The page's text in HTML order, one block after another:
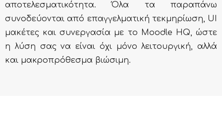
αποτελεσματικότητα. Όλα τα παραπάνω
συνοδεύονται από επαγγελματική τεκμηρίωση, UI
μακέτες και συνεργασία με το Moodle HQ, ώστε
η λύση σας να είναι όχι μόνο λειτουργική, αλλά
και μακροπρόθεσμα βιώσιμη.